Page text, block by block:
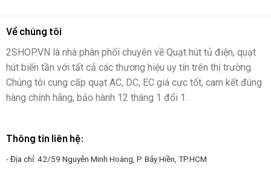
Về chúng tôi
2SHOP.VN là nhà phân phối chuyên về Quạt hút tủ điện, quạt
hút biến tần với tất cả các thương hiệu uy tín trên thị trường.
Chúng tôi cung cấp quạt AC, DC, EC giá cực tốt, cam kết đúng
hàng chính hãng, bảo hành 12 tháng 1 đổi 1.
Thông tin liên hệ:
- Địa chỉ: 42/59 Nguyễn Minh Hoàng, P. Bảy Hiền, TP.HCM